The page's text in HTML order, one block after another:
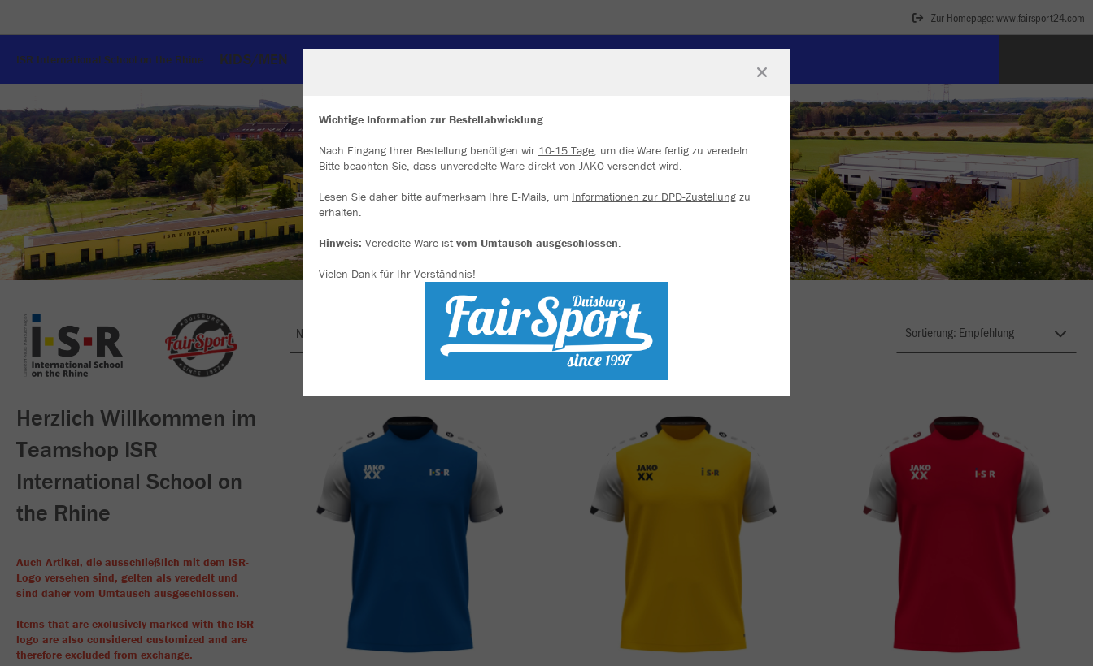
Zur Homepage: www.fairsport24.com
ISR International School on the Rhine KIDS/MEN
Herzlich Willkommen im
Teamshop ISR
International School on
the Rhine
Auch Artikel, die ausschließlich mit dem ISR-
Logo versehen sind, gelten als veredelt und
sind daher vom Umtausch ausgeschlossen.
Items that are exclusively marked with the ISR
logo are also considered customized and are
therefore excluded from exchange.
Nachhaltig Farbe
Wichtige Information zur Bestellabwicklung
Nach Eingang Ihrer Bestellung benötigen wir 10-15 Tage, um die Ware fertig zu veredeln.
Bitte beachten Sie, dass unveredelte Ware direkt von JAKO versendet wird.
Lesen Sie daher bitte aufmerksam Ihre E-Mails, um Informationen zur DPD-Zustellung zu
erhalten.
Hinweis: Veredelte Ware istvom Umtausch ausgeschlossen.
Vielen Dank für Ihr Verständnis!
Wir verwenden Cookies
Durch die Analyse der Besucherdaten können wir dir personalisierte Inhalte
Cookies findest Du in den Einstellungen.
mehr Infos
Datenschutz Impressum